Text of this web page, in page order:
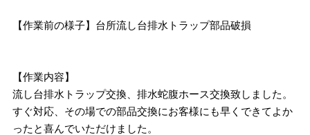
【作業前の様子】台所流し台排水トラップ部品破損
【作業内容】
流し台排水トラップ交換、排水蛇腹ホース交換致しました。
すぐ対応、その場での部品交換にお客様にも早くできてよか
ったと喜んでいただけました。